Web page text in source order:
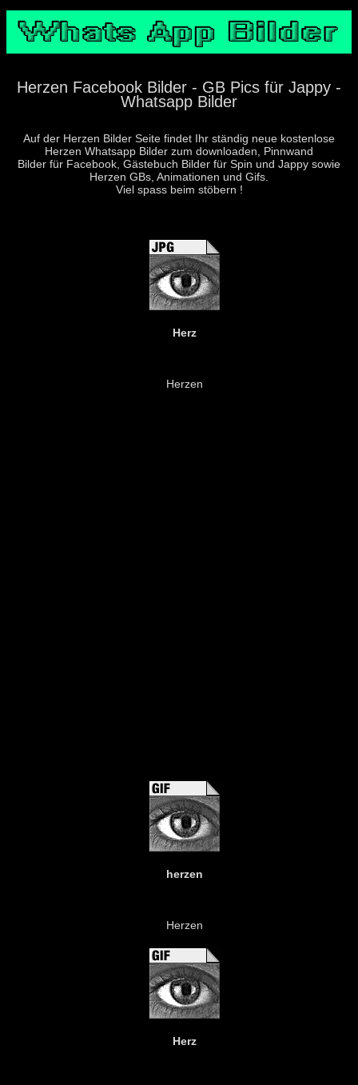
Herzen Facebook Bilder - GB Pics für Jappy -
Whatsapp Bilder
Auf der Herzen Bilder Seite findet Ihr ständig neue kostenlose
Herzen Whatsapp Bilder zum downloaden, Pinnwand
Bilder für Facebook, Gästebuch Bilder für Spin und Jappy sowie
Herzen GBs, Animationen und Gifs.
Viel spass beim stöbern !
Herz
Herzen
herzen
Herzen
Herz